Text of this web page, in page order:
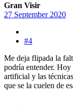
Gran Visir
27 September 2020
#4
Me deja flipada la
podría entender.
artificial y las
que se la cuelen de